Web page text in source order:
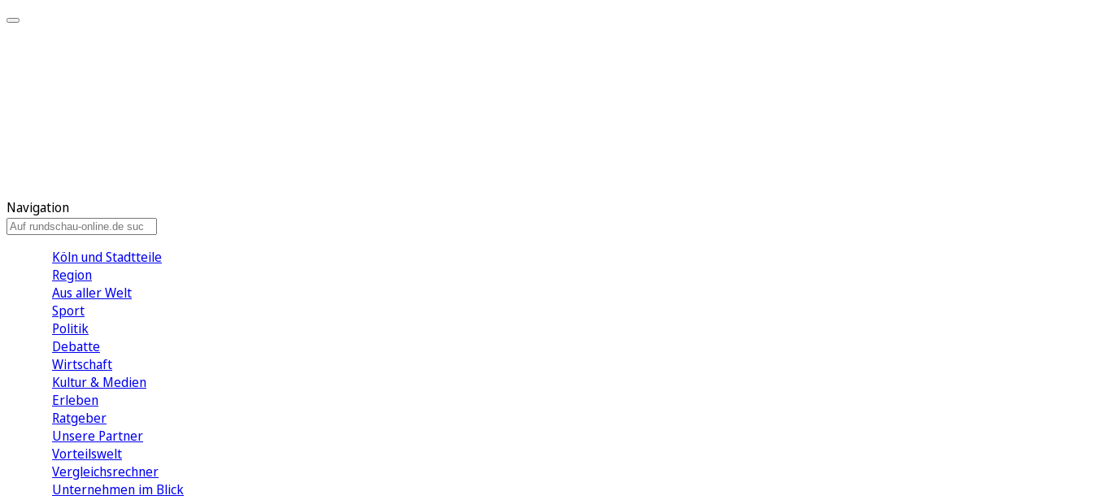
Navigation
Köln und Stadtteile
Region
Aus aller Welt
Sport
Politik
Debatte
Wirtschaft
Kultur & Medien
Erleben
Ratgeber
Unsere Partner
Vorteilswelt
Vergleichsrechner
Unternehmen im Blick